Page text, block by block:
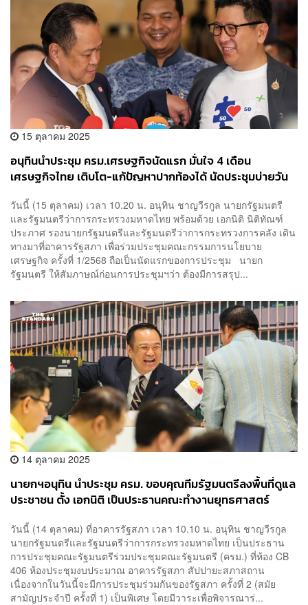
15 ตุลาคม 2025
อนุทินนำประชุม ครม.เศรษฐกิจนัดแรก มั่นใจ 4 เดือน
เศรษฐกิจไทย เติบโต-แก้ปัญหาปากท้องได้ นัดประชุมบ่ายวัน
วันนี้ (15 ตุลาคม) เวลา 10.20 น. อนุทิน ชาญวีรกูล นายกรัฐมนตรี
และรัฐมนตรีว่าการกระทรวงมหาดไทย พร้อมด้วย เอกนิติ นิติทัณฑ์
ประภาศ รองนายกรัฐมนตรีและรัฐมนตรีว่าการกระทรวงการคลัง เดิน
ทางมาที่อาคารรัฐสภา เพื่อร่วมประชุมคณะกรรมการนโยบาย
เศรษฐกิจ ครั้งที่ 1/2568 ถือเป็นนัดแรกของการประชุม นายก
รัฐมนตรี ให้สัมภาษณ์ก่อนการประชุมฯว่า ต้องมีการสรุป...
14 ตุลาคม 2025
นายกฯอนุทิน นำประชุม ครม. ขอบคุณทีมรัฐมนตรีลงพื้นที่ดูแล
ประชาชน ตั้ง เอกนิติ เป็นประธานคณะทำงานยุทธศาสตร์
วันนี้ (14 ตุลาคม) ที่อาคารรัฐสภา เวลา 10.10 น. อนุทิน ชาญวีรกูล
นายกรัฐมนตรีและรัฐมนตรีว่าการกระทรวงมหาดไทย เป็นประธาน
การประชุมคณะรัฐมนตรีร่วมประชุมคณะรัฐมนตรี (ครม.) ที่ห้อง CB
406 ห้องประชุมงบประมาณ อาคารรัฐสภา สัปปายะสภาสถาน
เนื่องจากในวันนี้จะมีการประชุมร่วมกันของรัฐสภา ครั้งที่ 2 (สมัย
สามัญประจำปี ครั้งที่ 1) เป็นพิเศษ โดยมีวาระเพื่อพิจารณาร่...